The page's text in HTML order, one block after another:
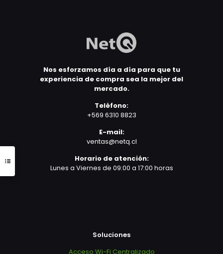
Nos esforzamos día a día para que tu
experiencia de compra sea la mejor del
mercado.
Teléfono:
+569 6310 8823
E-mail:
ventas@netq.cl
Horario de atención:
Lunes a Viernes de 09:00 a 17:00 horas
Soluciones
Acceso Wi-Fi Centralizado